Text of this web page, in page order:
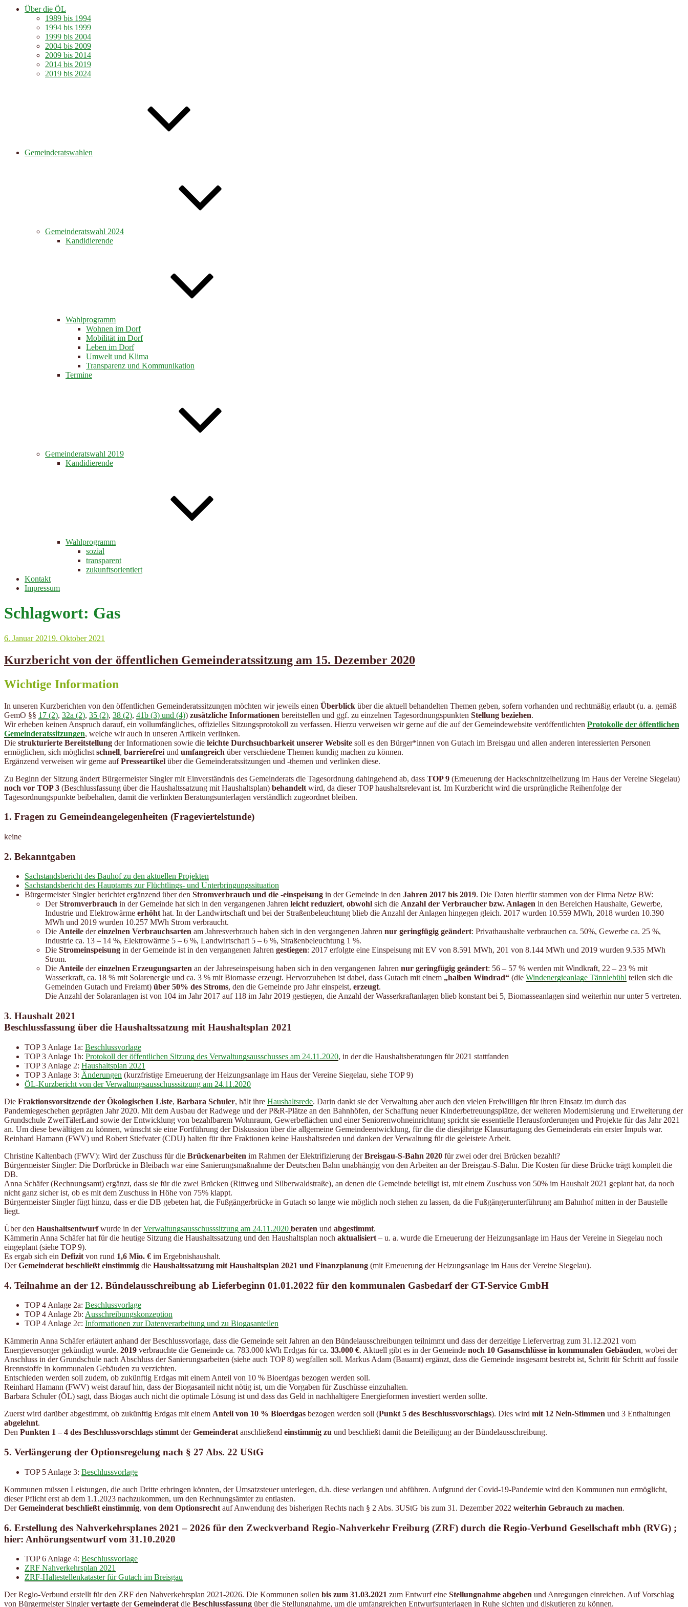
Über die ÖL
1989 bis 1994
1994 bis 1999
1999 bis 2004
2004 bis 2009
2009 bis 2014
2014 bis 2019
2019 bis 2024
Gemeinderatswahlen
Gemeinderatswahl 2024
Kandidierende
Wahlprogramm
Wohnen im Dorf
Mobilität im Dorf
Leben im Dorf
Umwelt und Klima
Transparenz und Kommunikation
Termine
Gemeinderatswahl 2019
Kandidierende
Wahlprogramm
sozial
transparent
zukunftsorientiert
Kontakt
Impressum
Schlagwort: Gas
Veröffentlicht
6. Januar 20219. Oktober 2021
Kurzbericht von der öffentlichen Gemeinderatssitzung am 15. Dezember 2020
Wichtige Information
In unseren Kurzberichten von den öffentlichen Gemeinderatssitzungen möchten wir jeweils einen Überblick über die aktuell behandelten Themen geben, sofern vorhanden und rechtmäßig erlaubt (u. a. gemäß
GemO §§ 17 (2), 32a (2), 35 (2), 38 (2), 41b (3) und (4)) zusätzliche Informationen bereitstellen und ggf. zu einzelnen Tagesordnungspunkten Stellung beziehen.
Wir erheben keinen Anspruch darauf, ein vollumfängliches, offizielles Sitzungsprotokoll zu verfassen. Hierzu verweisen wir gerne auf die auf der Gemeindewebsite veröffentlichten Protokolle der öffentlichen
Gemeinderatssitzungen, welche wir auch in unseren Artikeln verlinken.
Die strukturierte Bereitstellung der Informationen sowie die leichte Durchsuchbarkeit unserer Website soll es den Bürger*innen von Gutach im Breisgau und allen anderen interessierten Personen
ermöglichen, sich möglichst schnell, barrierefrei und umfangreich über verschiedene Themen kundig machen zu können.
Ergänzend verweisen wir gerne aufPresseartikel über die Gemeinderatssitzungen und -themen und verlinken diese.
Zu Beginn der Sitzung ändert Bürgermeister Singler mit Einverständnis des Gemeinderats die Tagesordnung dahingehend ab, dass TOP 9 (Erneuerung der Hackschnitzelheilzung im Haus der Vereine Siegelau)
noch vor TOP 3 (Beschlussfassung über die Haushaltssatzung mit Haushaltsplan) behandelt wird, da dieser TOP haushaltsrelevant ist. Im Kurzbericht wird die ursprüngliche Reihenfolge der
Tagesordnungspunkte beibehalten, damit die verlinkten Beratungsunterlagen verständlich zugeordnet bleiben.
1. Fragen zu Gemeindeangelegenheiten (Frageviertelstunde)
keine
2. Bekanntgaben
Sachstandsbericht des Bauhof zu den aktuellen Projekten
Sachstandsbericht des Hauptamts zur Flüchtlings- und Unterbringungssituation
Bürgermeister Singler berichtet ergänzend über den Stromverbrauch und die -einspeisung in der Gemeinde in den Jahren 2017 bis 2019. Die Daten hierfür stammen von der Firma Netze BW:
DerStromverbrauch in der Gemeinde hat sich in den vergangenen Jahren leicht reduziert, obwohl sich die Anzahl der Verbraucher bzw. Anlagen in den Bereichen Haushalte, Gewerbe,
Industrie und Elektrowärme erhöhthat. In der Landwirtschaft und bei der Straßenbeleuchtung blieb die Anzahl der Anlagen hingegen gleich. 2017 wurden 10.559 MWh, 2018 wurden 10.390
MWh und 2019 wurden 10.257 MWh Strom verbraucht.
Die Anteile dereinzelnen Verbrauchsarten am Jahresverbrauch haben sich in den vergangenen Jahren nur geringfügig geändert: Privathaushalte verbrauchen ca. 50%, Gewerbe ca. 25 %,
Industrie ca. 13 – 14 %, Elektrowärme 5 – 6 %, Landwirtschaft 5 – 6 %, Straßenbeleuchtung 1 %.
Die Stromeinspeisung in der Gemeinde ist in den vergangenen Jahren gestiegen: 2017 erfolgte eine Einspeisung mit EV von 8.591 MWh, 201 von 8.144 MWh und 2019 wurden 9.535 MWh
Strom.
Die Anteile dereinzelnen Erzeugungsarten an der Jahreseinspeisung haben sich in den vergangenen Jahren nur geringfügig geändert: 56 – 57 % werden mit Windkraft, 22 – 23 % mit
Wasserkraft, ca. 18 % mit Solarenergie und ca. 3 % mit Biomasse erzeugt. Hervorzuheben ist dabei, dass Gutach mit einem „halben Windrad“ (die Windenergieanlage Tännlebühl teilen sich die
Gemeinden Gutach und Freiamt) über 50% des Stroms, den die Gemeinde pro Jahr einspeist, erzeugt.
Die Anzahl der Solaranlagen ist von 104 im Jahr 2017 auf 118 im Jahr 2019 gestiegen, die Anzahl der Wasserkraftanlagen blieb konstant bei 5, Biomasseanlagen sind weiterhin nur unter 5 vertreten.
3. Haushalt 2021
Beschlussfassung über die Haushaltssatzung mit Haushaltsplan 2021
TOP 3 Anlage 1a: Beschlussvorlage
TOP 3 Anlage 1b: Protokoll der öffentlichen Sitzung des Verwaltungsausschusses am 24.11.2020, in der die Haushaltsberatungen für 2021 stattfanden
TOP 3 Anlage 2: Haushaltsplan 2021
TOP 3 Anlage 3: Änderungen (kurzfristige Erneuerung der Heizungsanlage im Haus der Vereine Siegelau, siehe TOP 9)
ÖL-Kurzbericht von der Verwaltungsausschusssitzung am 24.11.2020
Die Fraktionsvorsitzende der Ökologischen Liste, Barbara Schuler, hält ihre Haushaltsrede. Darin dankt sie der Verwaltung aber auch den vielen Freiwilligen für ihren Einsatz im durch das
Pandemiegeschehen geprägten Jahr 2020. Mit dem Ausbau der Radwege und der P&R-Plätze an den Bahnhöfen, der Schaffung neuer Kinderbetreuungsplätze, der weiteren Modernisierung und Erweiterung der
Grundschule ZweiTälerLand sowie der Entwicklung von bezahlbarem Wohnraum, Gewerbeflächen und einer Seniorenwohneinrichtung spricht sie essentielle Herausforderungen und Projekte für das Jahr 2021
an. Um diese bewältigen zu können, wünscht sie eine Fortführung der Diskussion über die allgemeine Gemeindeentwicklung, für die die diesjährige Klausurtagung des Gemeinderats ein erster Impuls war.
Reinhard Hamann (FWV) und Robert Stiefvater (CDU) halten für ihre Fraktionen keine Haushaltsreden und danken der Verwaltung für die geleistete Arbeit.
Christine Kaltenbach (FWV): Wird der Zuschuss für die Brückenarbeiten im Rahmen der Elektrifizierung derBreisgau-S-Bahn 2020 für zwei oder drei Brücken bezahlt?
Bürgermeister Singler: Die Dorfbrücke in Bleibach war eine Sanierungsmaßnahme der Deutschen Bahn unabhängig von den Arbeiten an der Breisgau-S-Bahn. Die Kosten für diese Brücke trägt komplett die
DB.
Anna Schäfer (Rechnungsamt) ergänzt, dass sie für die zwei Brücken (Rittweg und Silberwaldstraße), an denen die Gemeinde beteiligt ist, mit einem Zuschuss von 50% im Haushalt 2021 geplant hat, da noch
nicht ganz sicher ist, ob es mit dem Zuschuss in Höhe von 75% klappt.
Bürgermeister Singler fügt hinzu, dass er die DB gebeten hat, die Fußgängerbrücke in Gutach so lange wie möglich noch stehen zu lassen, da die Fußgängerunterführung am Bahnhof mitten in der Baustelle
liegt.
Über den Haushaltsentwurfwurde in derVerwaltungsausschusssitzung am 24.11.2020 beraten und abgestimmt.
Kämmerin Anna Schäfer hat für die heutige Sitzung die Haushaltssatzung und den Haushaltsplan noch aktualisiert – u. a. wurde die Erneuerung der Heizungsanlage im Haus der Vereine in Siegelau noch
eingeplant (siehe TOP 9).
Es ergab sich ein Defizit von rund 1,6 Mio. € im Ergebnishaushalt.
DerGemeinderat beschließt einstimmig die Haushaltssatzung mit Haushaltsplan 2021 und Finanzplanung (mit Erneuerung der Heizungsanlage im Haus der Vereine Siegelau).
4. Teilnahme an der 12. Bündelausschreibung ab Lieferbeginn 01.01.2022 für den kommunalen Gasbedarf der GT-Service GmbH
TOP 4 Anlage 2a: Beschlussvorlage
TOP 4 Anlage 2b: Ausschreibungskonzeption
TOP 4 Anlage 2c: Informationen zur Datenverarbeitung und zu Biogasanteilen
Kämmerin Anna Schäfer erläutert anhand der Beschlussvorlage, dass die Gemeinde seit Jahren an den Bündelausschreibungen teilnimmt und dass der derzeitige Liefervertrag zum 31.12.2021 vom
Energieversorger gekündigt wurde. 2019 verbrauchte die Gemeinde ca. 783.000 kWh Erdgas für ca. 33.000 €. Aktuell gibt es in der Gemeinde noch 10 Gasanschlüsse in kommunalen Gebäuden, wobei der
Anschluss in der Grundschule nach Abschluss der Sanierungsarbeiten (siehe auch TOP 8) wegfallen soll. Markus Adam (Bauamt) ergänzt, dass die Gemeinde insgesamt bestrebt ist, Schritt für Schritt auf fossile
Brennstoffe in kommunalen Gebäuden zu verzichten.
Entschieden werden soll zudem, ob zukünftig Erdgas mit einem Anteil von 10 % Bioerdgas bezogen werden soll.
Reinhard Hamann (FWV) weist darauf hin, dass der Biogasanteil nicht nötig ist, um die Vorgaben für Zuschüsse einzuhalten.
Barbara Schuler (ÖL) sagt, dass Biogas auch nicht die optimale Lösung ist und dass das Geld in nachhaltigere Energieformen investiert werden sollte.
Zuerst wird darüber abgestimmt, ob zukünftig Erdgas mit einem Anteil von 10 % Bioerdgas bezogen werden soll (Punkt 5 des Beschlussvorschlags). Dies wird mit 12 Nein-Stimmen und 3 Enthaltungen
abgelehnt.
Den Punkten 1 – 4 des Beschlussvorschlags stimmt derGemeinderat anschließend einstimmig zu und beschließt damit die Beteiligung an der Bündelausschreibung.
5. Verlängerung der Optionsregelung nach § 27 Abs. 22 UStG
TOP 5 Anlage 3: Beschlussvorlage
Kommunen müssen Leistungen, die auch Dritte erbringen könnten, der Umsatzsteuer unterlegen, d.h. diese verlangen und abführen. Aufgrund der Covid-19-Pandemie wird den Kommunen nun ermöglicht,
dieser Pflicht erst ab dem 1.1.2023 nachzukommen, um den Rechnungsämter zu entlasten.
DerGemeinderat beschließt einstimmig, von dem Optionsrecht auf Anwendung des bisherigen Rechts nach § 2 Abs. 3UStG bis zum 31. Dezember 2022 weiterhin Gebrauch zu machen.
6. Erstellung des Nahverkehrsplanes 2021 – 2026 für den Zweckverband Regio-Nahverkehr Freiburg (ZRF) durch die Regio-Verbund Gesellschaft mbh (RVG) ;
hier: Anhörungsentwurf vom 31.10.2020
TOP 6 Anlage 4: Beschlussvorlage
ZRF Nahverkehrsplan 2021
ZRF-Haltestellenkataster für Gutach im Breisgau
Der Regio-Verbund erstellt für den ZRF den Nahverkehrsplan 2021-2026. Die Kommunen sollen bis zum 31.03.2021 zum Entwurf eine Stellungnahme abgeben und Anregungen einreichen. Auf Vorschlag
von Bürgermeister Singlervertagte derGemeinderat die Beschlussfassung über die Stellungnahme, um die umfangreichen Entwurfsunterlagen in Ruhe sichten und diskutieren zu können.